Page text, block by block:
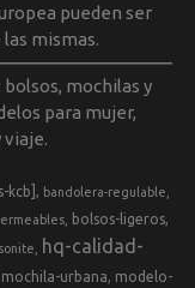
pueden ser
mismas.
mochilas y
para mujer,
viaje.
kcb] bandolera-regulable
bolsos-ligeros
hq-calidad-
mochila-urbana
modelo-